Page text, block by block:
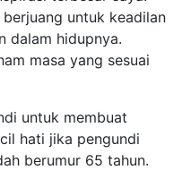
untuk keadilan
dalam hidupnya.
masa yang sesuai
untuk membuat
hati jika pengundi
berumur 65 tahun.